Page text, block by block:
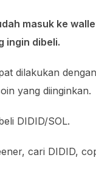
masuk ke
ingin dibeli.
dilakukan
yang diinginkan.
DIDID/SOL.
cari DIDID,